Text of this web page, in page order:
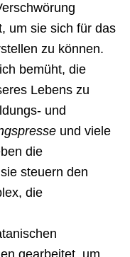
um sie sich für das
zu können.
bemüht, die
Lebens zu
und
und viele
die
steuern den
die